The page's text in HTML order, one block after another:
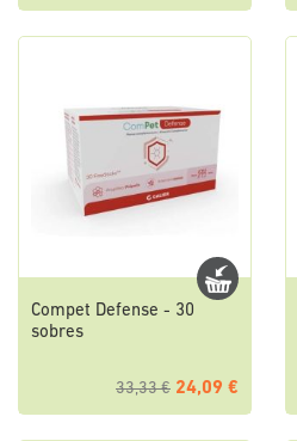
Compet Defense - 30
sobres
33,33 € 24,09 €